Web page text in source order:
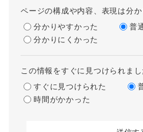
ページの構成や内容、表現は分
分かりやすかった
普
分かりにくかった
この情報をすぐに見つけられまし
すぐに見つけられた
時間がかかった